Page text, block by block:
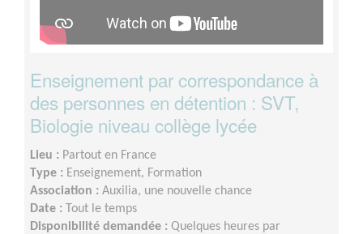
Enseignement par correspondance à
des personnes en détention : SVT,
Biologie niveau collège lycée
Lieu : Partout en France
Type : Enseignement, Formation
Association : Auxilia, une nouvelle chance
Date :
Tout le temps
Disponibilité demandée : Quelques heures par